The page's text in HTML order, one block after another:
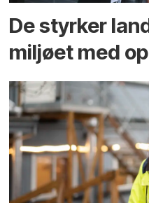
De styrker
miljøet med